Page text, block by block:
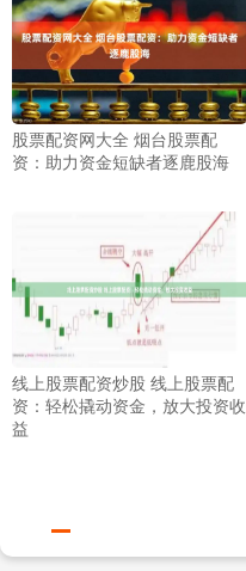
股票配资网大全 烟台股票配
资：助力资金短缺者逐鹿股海
线上股票配资炒股 线上股票配
资：轻松撬动资金，放大投资收
益